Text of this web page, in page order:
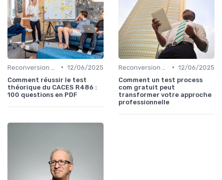
• 12/06/2025
Comment réussir le test
théorique du CACES R486 :
100 questions en PDF
• 12/06/2025
Comment un test process
com gratuit peut
transformer votre approche
professionnelle